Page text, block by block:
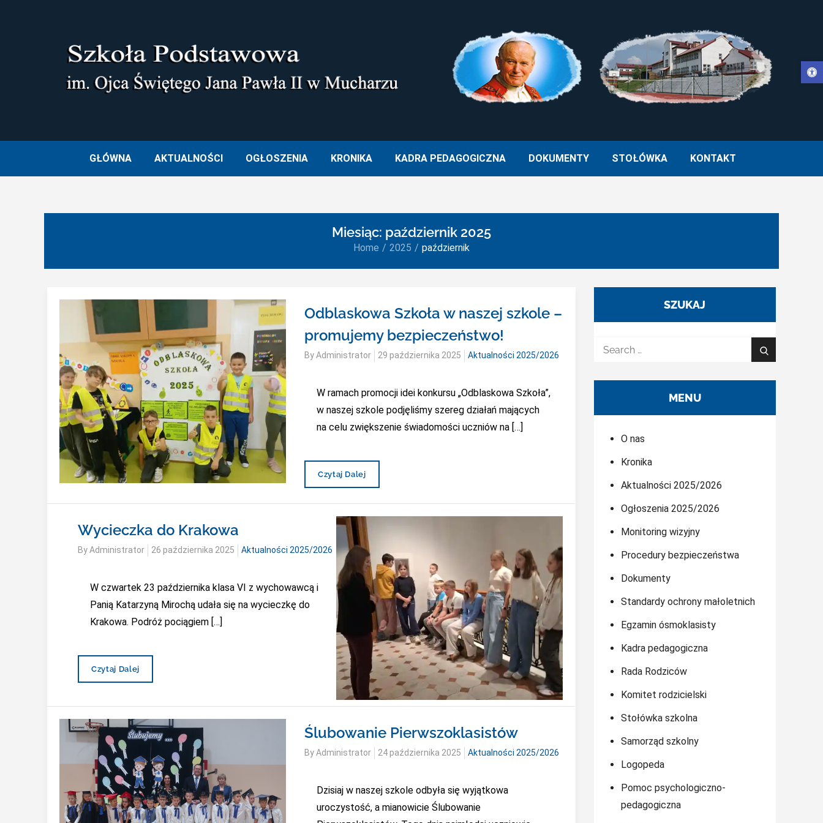
Otwórz pasek narzędzi
SZKOŁA PODSTAWOWA IM. OJCA ŚWIĘTEGO JANA PAWŁA II W MUCHARZU
GŁÓWNA AKTUALNOŚCI OGŁOSZENIA KRONIKA KADRA PEDAGOGICZNA DOKUMENTY STOŁÓWKA KONTAKT
Miesiąc: październik 2025
Home 2025 październik
Odblaskowa Szkoła w naszej szkole –
promujemy bezpieczeństwo!
ByAdministrator
Posted
29 października 2025 Aktualności 2025/2026
W ramach promocji idei konkursu „Odblaskowa Szkoła”,
w naszej szkole podjęliśmy szereg działań mających
na celu zwiększenie świadomości uczniów na […]
Odblaskowa
Naszej
Szkole
Promujemy
Bezpieczeństwo!
Czytaj Dalej
Wycieczka do Krakowa
ByAdministrator
Posted
26 października 2025 Aktualności 2025/2026
W czwartek 23 października klasa VI z wychowawcą i
Panią Katarzyną Mirochą udała się na wycieczkę do
Krakowa. Podróż pociągiem […]
Wycieczka
Czytaj Dalej
Ślubowanie Pierwszoklasistów
ByAdministrator
Posted
24 października 2025 Aktualności 2025/2026
Dzisiaj w naszej szkole odbyła się wyjątkowa
uroczystość, a mianowicie Ślubowanie
SZUKAJ
Search
Search
MENU
O nas
Kronika
Aktualności 2025/2026
Ogłoszenia 2025/2026
Monitoring wizyjny
Procedury bezpieczeństwa
Dokumenty
Standardy ochrony małoletnich
Egzamin ósmoklasisty
Kadra pedagogiczna
Rada Rodziców
Komitet rodzicielski
Stołówka szkolna
Samorząd szkolny
Logopeda
Pomoc psychologiczno-
pedagogiczna